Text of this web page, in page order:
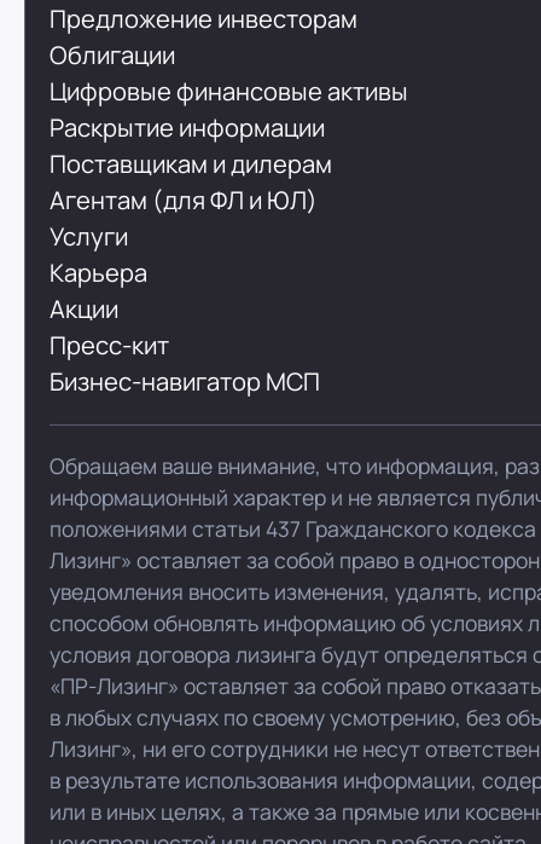
Предложение инвесторам
Облигации
Цифровые финансовые активы
Раскрытие информации
Поставщикам и дилерам
Агентам (для ФЛ и ЮЛ)
Услуги
Карьера
Акции
Пресс-кит
Бизнес-навигатор МСП
Обращаем ваше внимание, что информация,
информационный характер и не является
положениями статьи 437 Гражданского
Лизинг» оставляет за собой право в
уведомления вносить изменения, удалять,
способом обновлять информацию об условиях
условия договора лизинга будут
«ПР-Лизинг» оставляет за собой право
в любых случаях по своему усмотрению, без
Лизинг», ни его сотрудники не несут
в результате использования информации,
или в иных целях, а также за прямые или